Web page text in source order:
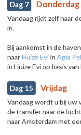
Dag 7 Donderdag
Vandaag rijdt zelf naar
in.
Bij aankomst in de
naarHuize Eviin Agia
in Huize Evi op basis
Dag 15 Vrijdag
Vandaag wordt u bij uw
de transfer naar de
naar Amsterdam met